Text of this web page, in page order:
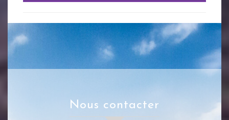
nous contacter